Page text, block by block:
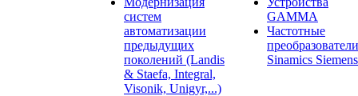
систем
автоматизации
предыдущих
поколений (Landis
& Staefa, Integral,
Visonik, Unigyr,...)
GAMMA
Частотные
преобразователи
Sinamics Siemens